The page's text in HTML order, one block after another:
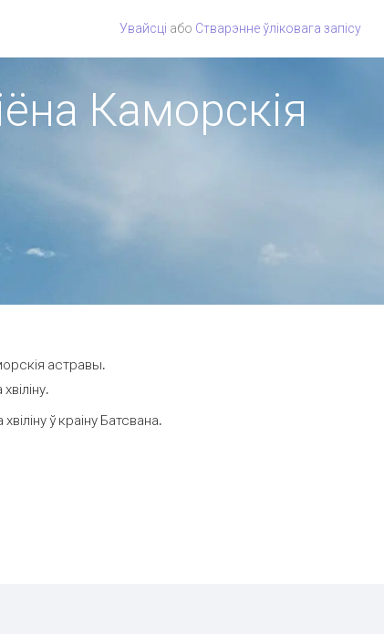
Увайсці або Стварэнне ўліковага запісу
Каморскія
астравы.
ў краіну Батсвана.